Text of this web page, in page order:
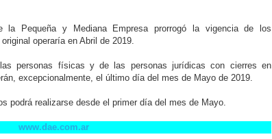
la Pequeña y Mediana Empresa prorrogó la vigencia de los
operaría en Abril de 2019.
personas físicas y de las personas jurídicas con cierres en
excepcionalmente, el último día del mes de Mayo de 2019.
podrá realizarse desde el primer día del mes de Mayo.
www.dae.com.ar